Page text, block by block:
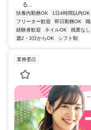
る...
扶養内勤務OK 1日4時間以内OK
フリーター歓迎
即日勤務OK
経験者歓迎
ネイルOK 残業なし
週2・3日からOK
シフト制
業務委託